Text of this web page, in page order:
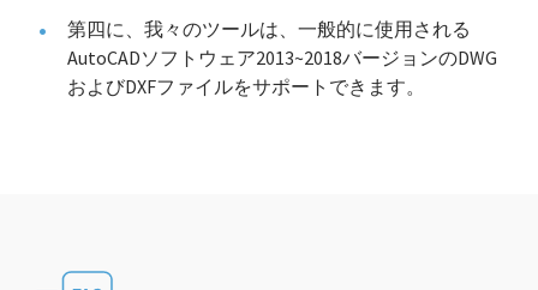
第四に、我々のツールは、一般的に使用される
AutoCADソフトウェア2013~2018バージョンのDWG
およびDXFファイルをサポートできます。